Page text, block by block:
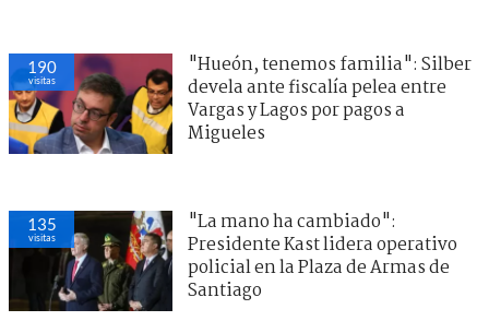
190
visitas
"Hueón, tenemos familia": Silber
devela ante fiscalía pelea entre
Vargas y Lagos por pagos a
Migueles
135
visitas
"La mano ha cambiado":
Presidente Kast lidera operativo
policial en la Plaza de Armas de
Santiago